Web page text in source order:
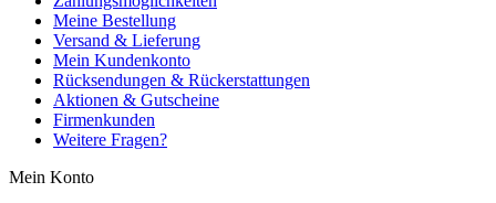
Meine Bestellung
Versand & Lieferung
Mein Kundenkonto
Rücksendungen & Rückerstattungen
Aktionen & Gutscheine
Firmenkunden
Weitere Fragen?
Mein Konto